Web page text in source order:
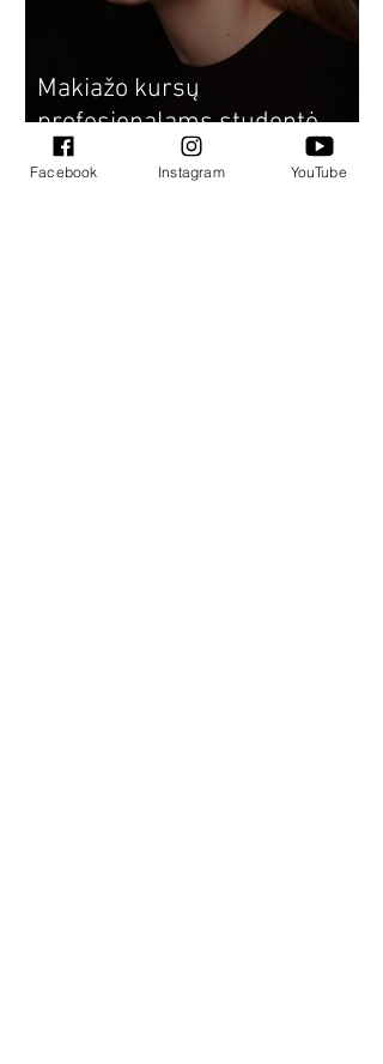
Makiažo kursų
profesionalams studentė
Monika: dėstytojos padeda
atrasti savo stilistiką
Facebook Instagram YouTube